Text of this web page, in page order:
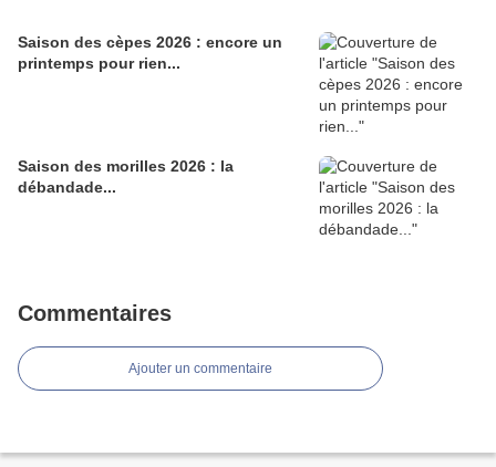
Saison des cèpes 2026 : encore un
printemps pour rien...
Saison des morilles 2026 : la
débandade...
Commentaires
Ajouter un commentaire